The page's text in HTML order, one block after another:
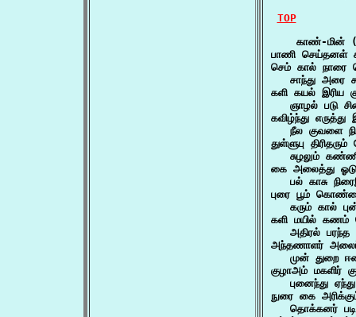
TOP
காண்-மின்
பாணி
செம் கால் நாரை
சாந்து அரை
களி கயல் இரிய
ஞாழல் படு
கவிழ்ந்து
நீல குவளை
துள்ளுபு
சுழலும்
கை அலைத்து
பல் காசு
புரை பூம்
கரும் கால்
களி மயில்
அதிரல்
அந்தணாளர்
முன் துறை
குழாஅம் மகளிர்
புனைந்து
நுரை கை
தொக்கனர்